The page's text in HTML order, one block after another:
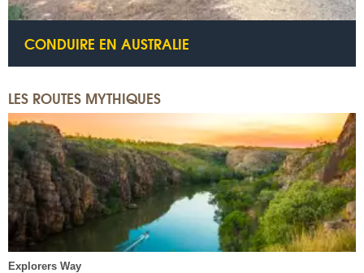
CONDUIRE EN AUSTRALIE
LES ROUTES MYTHIQUES
Explorers Way